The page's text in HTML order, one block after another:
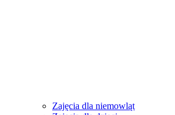
Zajęcia dla niemowląt